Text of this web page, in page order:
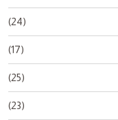
(24)
(17)
(25)
(23)